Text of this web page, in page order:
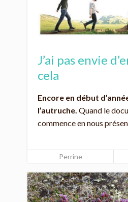
J’ai pas envie
cela
Encore en début
l’autruche. Quand le
commence en nous
Perrine